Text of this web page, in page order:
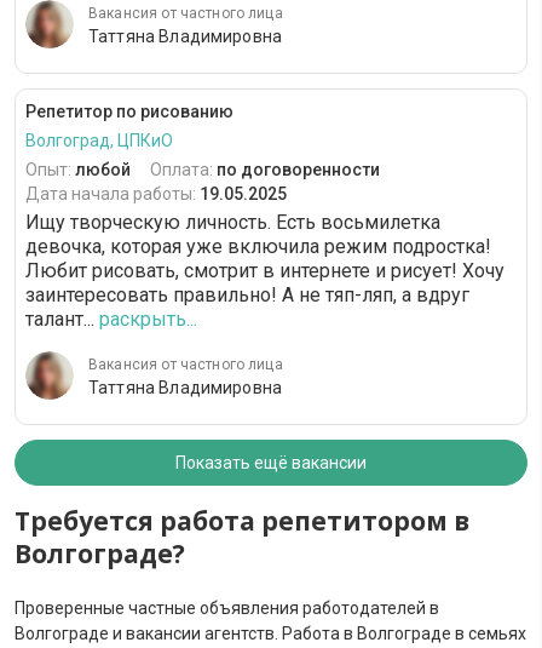
Вакансия от частного лица
Таттяна Владимировна
Репетитор по рисованию
Волгоград, ЦПКиО
Опыт: любой Оплата: по договоренности
Дата начала работы: 19.05.2025
Ищу творческую личность. Есть восьмилетка
девочка, которая уже включила режим подростка!
Любит рисовать, смотрит в интернете и рисует! Хочу
заинтересовать правильно! А не тяп-ляп, а вдруг
талант... раскрыть...
Вакансия от частного лица
Таттяна Владимировна
Показать ещё вакансии
Требуется работа репетитором в
Волгограде?
Проверенные частные объявления работодателей в
Волгограде и вакансии агентств. Работа в Волгограде в семьях